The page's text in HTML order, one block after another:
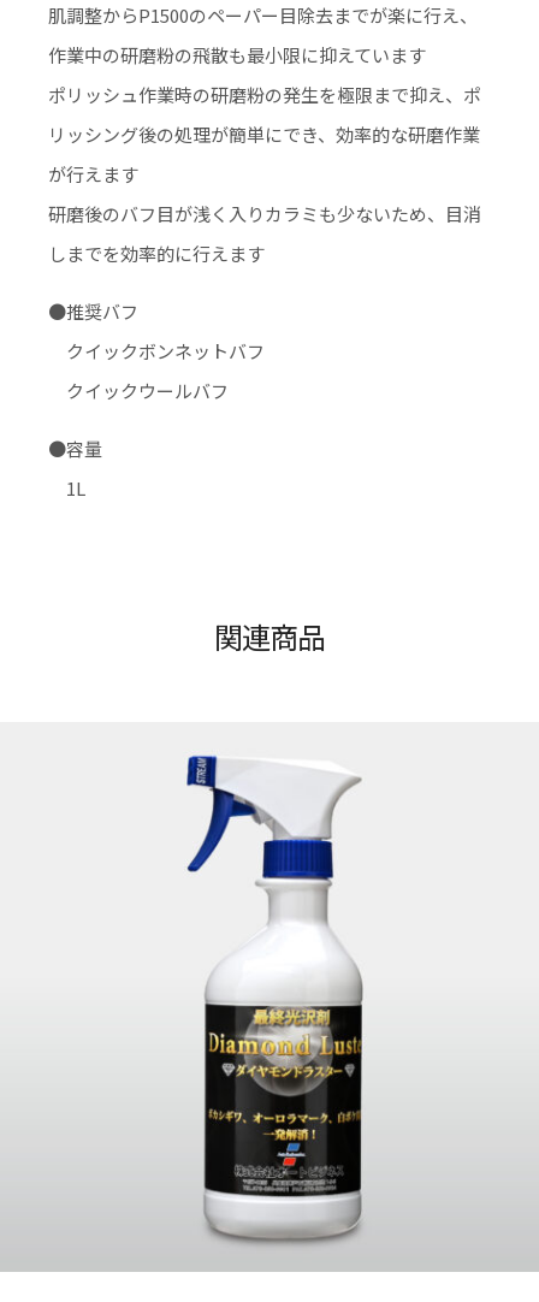
肌調整からP1500のペーパー目除去までが楽に行え、
作業中の研磨粉の飛散も最小限に抑えています
ポリッシュ作業時の研磨粉の発生を極限まで抑え、ポ
リッシング後の処理が簡単にでき、効率的な研磨作業
が行えます
研磨後のバフ目が浅く入りカラミも少ないため、目消
しまでを効率的に行えます
●推奨バフ
クイックボンネットバフ
クイックウールバフ
●容量
1L
関連商品